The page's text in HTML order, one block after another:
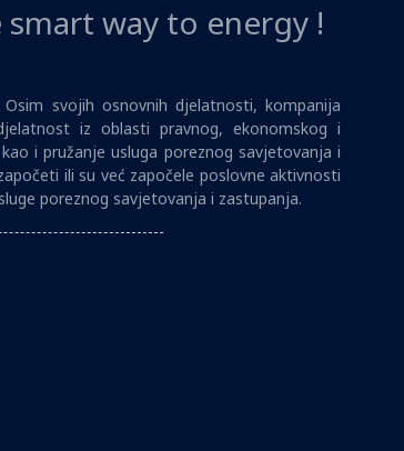
smart way to energy !
svojih osnovnih djelatnosti, kompanija
iz oblasti pravnog, ekonomskog i
i pružanje usluga poreznog savjetovanja i
ili su već započele poslovne aktivnosti
poreznog savjetovanja i zastupanja.